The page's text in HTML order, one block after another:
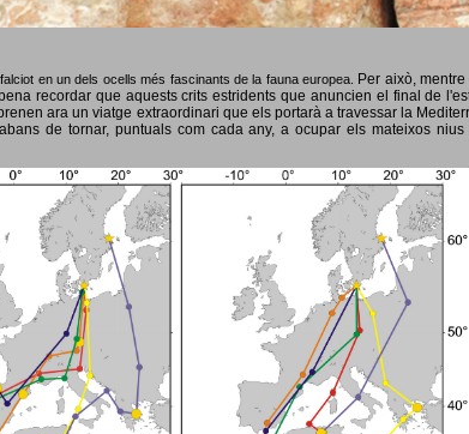
en un dels ocells més fascinants de la fauna europea. Per això,
recordar que aquests crits estridents que anuncien el final de
ara un viatge extraordinari que els portarà a travessar la
de tornar, puntuals com cada any, a ocupar els mateixos